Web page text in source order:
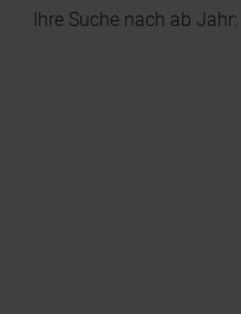
Ihre Suche nach ab Jahr: